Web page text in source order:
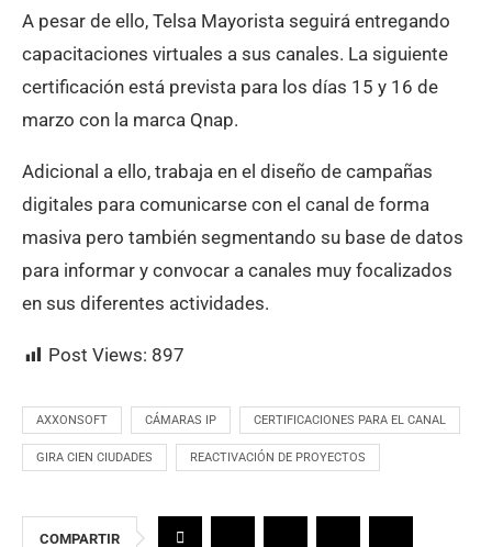
A pesar de ello, Telsa Mayorista seguirá entregando
capacitaciones virtuales a sus canales. La siguiente
certificación está prevista para los días 15 y 16 de
marzo con la marca Qnap.
Adicional a ello, trabaja en el diseño de campañas
digitales para comunicarse con el canal de forma
masiva pero también segmentando su base de datos
para informar y convocar a canales muy focalizados
en sus diferentes actividades.
Post Views: 897
AXXONSOFT CÁMARAS IP CERTIFICACIONES PARA EL CANAL
GIRA CIEN CIUDADES REACTIVACIÓN DE PROYECTOS
COMPARTIR